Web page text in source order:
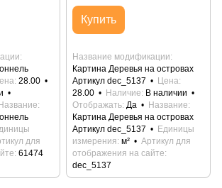
28.00
Название
для
61474
Купить
Название модификации
Картина Деревья на островах
Артикул dec_5137
Цена
28.00
Наличие
В наличии
Отображать Да
Название
Картина Деревья на островах
Артикул dec_5137
Единицы
измерения м²
Артикул для
отображения на сайте
dec_5137